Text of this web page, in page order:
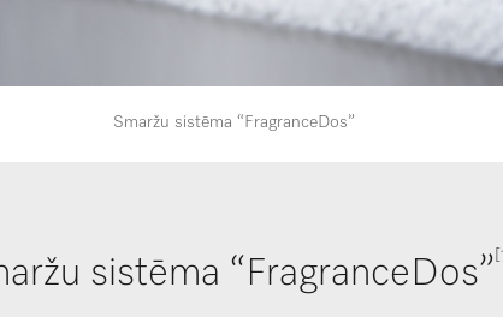
Smaržu sistēma “FragranceDos”
sistēma “FragranceDos”